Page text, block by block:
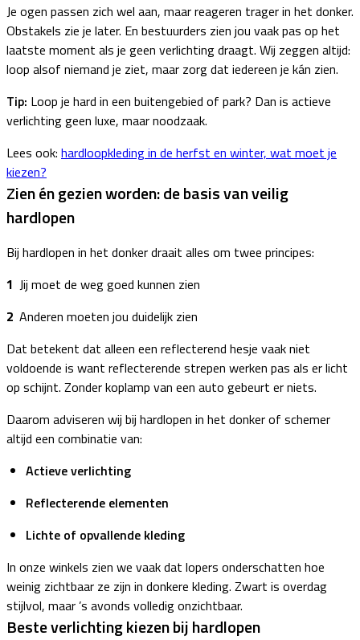
Je ogen passen zich wel aan, maar reageren trager in het donker.
Obstakels zie je later. En bestuurders zien jou vaak pas op het
laatste moment als je geen verlichting draagt. Wij zeggen altijd:
loop alsof niemand je ziet, maar zorg dat iedereen je kán zien.
Tip: Loop je hard in een buitengebied of park? Dan is actieve
verlichting geen luxe, maar noodzaak.
Lees ook: hardloopkleding in de herfst en winter, wat moet je
kiezen?
Zien én gezien worden: de basis van veilig
hardlopen
Bij hardlopen in het donker draait alles om twee principes:
Jij moet de weg goed kunnen zien
Anderen moeten jou duidelijk zien
Dat betekent dat alleen een reflecterend hesje vaak niet
voldoende is want reflecterende strepen werken pas als er licht
op schijnt. Zonder koplamp van een auto gebeurt er niets.
Daarom adviseren wij bij hardlopen in het donker of schemer
altijd een combinatie van:
Actieve verlichting
Reflecterende elementen
Lichte of opvallende kleding
In onze winkels zien we vaak dat lopers onderschatten hoe
weinig zichtbaar ze zijn in donkere kleding. Zwart is overdag
stijlvol, maar ’s avonds volledig onzichtbaar.
Beste verlichting kiezen bij hardlopen